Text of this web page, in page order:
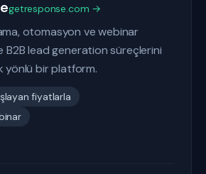
getresponse.com →
otomasyon ve webinar
B2B lead generation süreçlerini
yönlü bir platform.
fiyatlarla